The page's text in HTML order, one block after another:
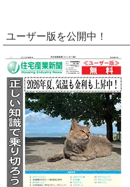
ユーザー版を公開中！